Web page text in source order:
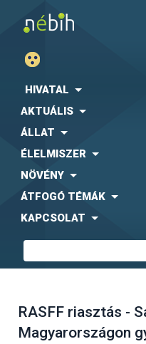
HIVATAL
AKTUÁLIS
ÁLLAT
ÉLELMISZER
NÖVÉNY
ÁTFOGÓ TÉMÁK
KAPCSOLAT
RASFF riasztás -
Magyarországon